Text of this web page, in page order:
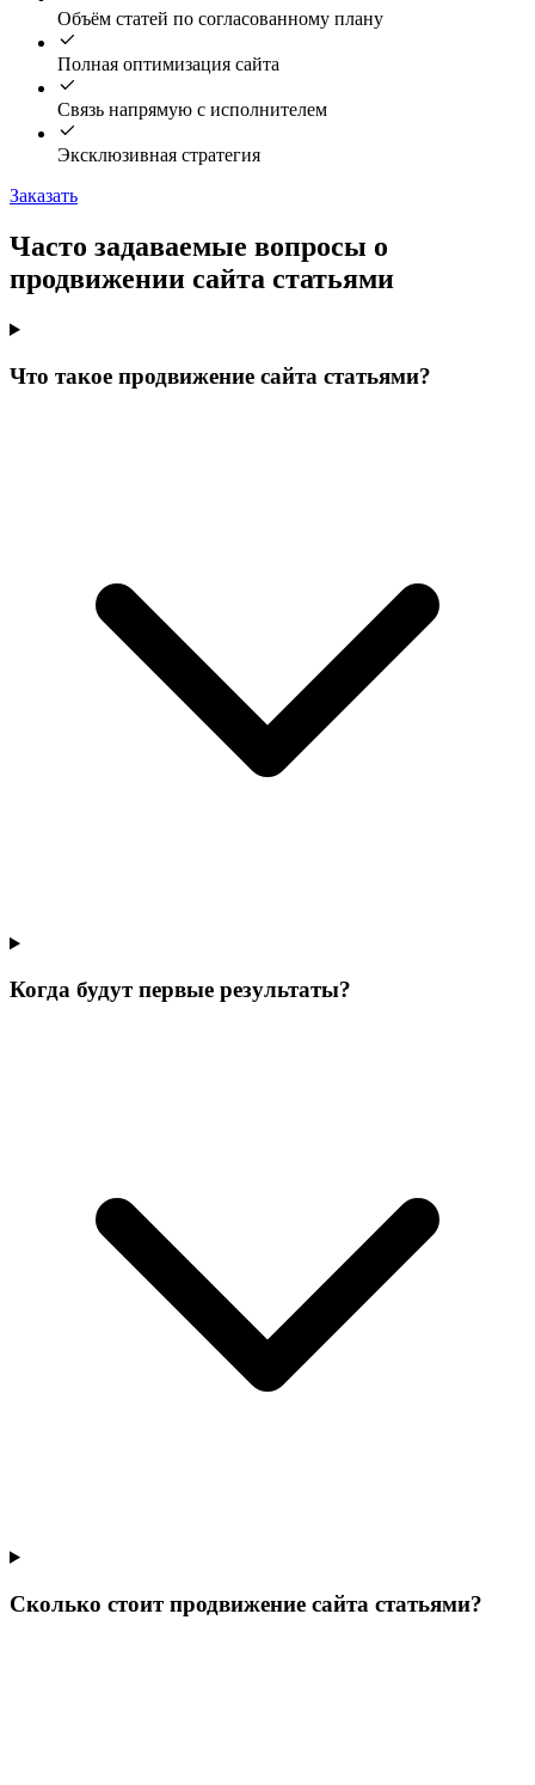
Объём статей по согласованному плану
Полная оптимизация сайта
Связь напрямую с исполнителем
Эксклюзивная стратегия
Заказать
Часто задаваемые вопросы о
продвижении сайта статьями
Что такое продвижение сайта статьями?
Когда будут первые результаты?
Сколько стоит продвижение сайта статьями?